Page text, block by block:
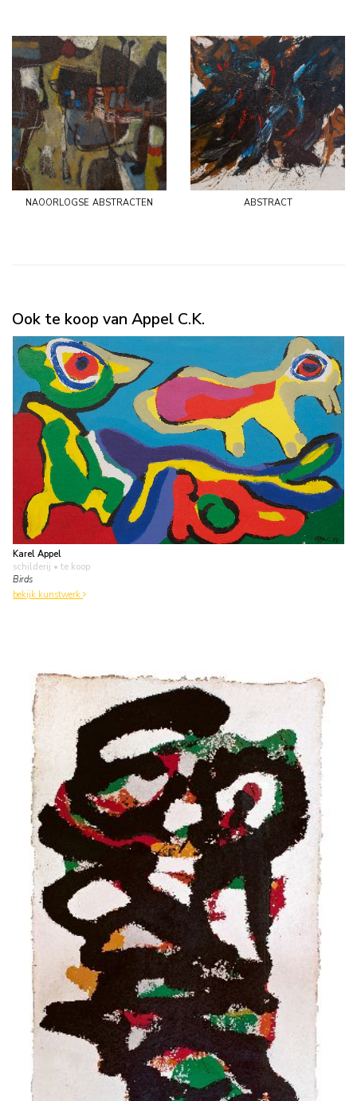
naoorlogse abstracten abstract
Ook te koop van Appel C.K.
Karel Appel
schilderij • te koop
Birds
bekijk kunstwerk